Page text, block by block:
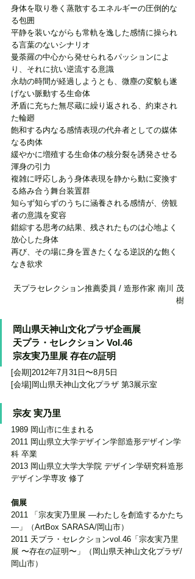
身体を取り巻く蒸散するエネルギーの圧倒的な
る包囲
平静を装いながらも常軌を逸した感情に操られ
る言葉のないシナリオ
曼荼羅の中心から発せられるパッションによ
り、それに抗い逆流する意識
永劫の時間が経過しようとも、微塵の変貌も遂
げない脈動する生命体
矛盾に充ちた無尽蔵に繰り返される、約束され
た輪廻
飽和する内なる感情表現の代弁者としての媒体
なる肉体
緩やかに増殖する生命体の核分裂を誘発させる
渾身の引力
複雑に呼応しあう身体表現を静から動に変換す
る絡み合う舞台装置群
知らず知らずのうちに涵養される感情が、傍観
者の意識を変容
錯綜する思考の結果、残されたものは心地よく
放心した身体
再び、その場に身を置きたくなる逆説的な飽く
なき欲求
天プラセレクション推薦委員 / 造形作家 南川 茂
樹
岡山県天神山文化プラザ企画展
天プラ・セレクション Vol.46
宗友実乃里展 存在の証明
[会期]2012年7月31日〜8月5日
[会場]岡山県天神山文化プラザ 第3展示室
宗友 実乃里
1989 岡山市に生まれる
2011 岡山県立大学デザイン学部造形デザイン学
科 卒業
2013 岡山県立大学大学院 デザイン学研究科造形
デザイン学専攻 修了
個展
2011 「宗友実乃里展 ―わたしを創造するかたち
―」（ArtBox SARASA/岡山市）
2011 天プラ・セレクションvol.46「宗友実乃里
展 〜存在の証明〜」（岡山県天神山文化プラザ/
岡山市）